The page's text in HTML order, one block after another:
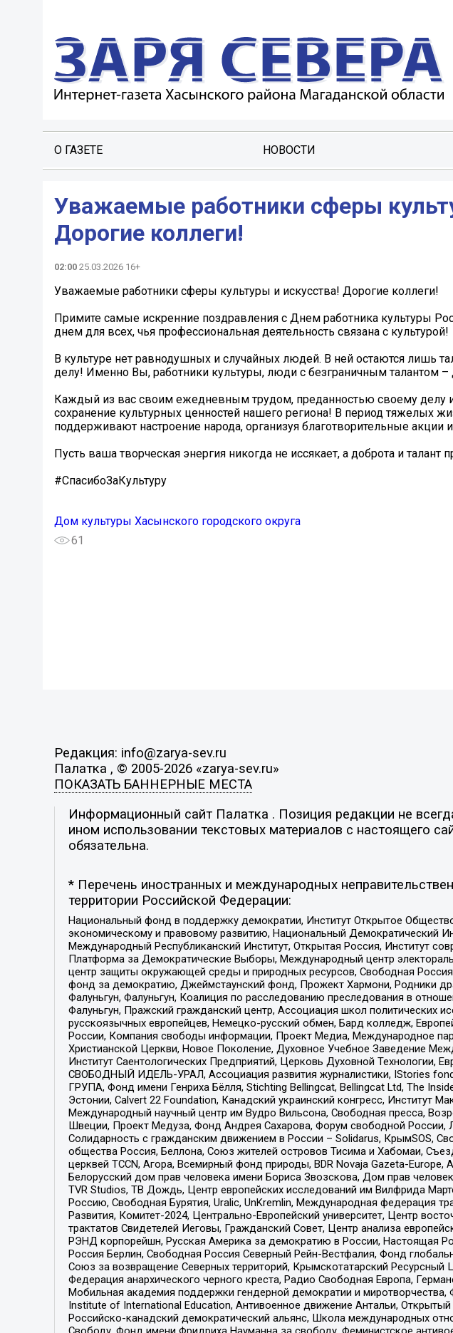
О ГАЗЕТЕ НОВОСТИ
Уважаемые работники сферы
Дорогие коллеги!
02:00 25.03.2026 16+
Уважаемые работники сферы культуры и искусства! Дорогие коллеги!
Примите самые искренние поздравления с Днем работника культуры
днем для всех, чья профессиональная деятельность связана с культурой!
В культуре нет равнодушных и случайных людей. В ней остаются лишь
делу! Именно Вы, работники культуры, люди с безграничным талантом –
Каждый из вас своим ежедневным трудом, преданностью своему делу
сохранение культурных ценностей нашего региона! В период тяжелых
поддерживают настроение народа, организуя благотворительные
Пусть ваша творческая энергия никогда не иссякает, а доброта и
#СпасибоЗаКультуру
Дом культуры Хасынского городского округа
61
Редакция: info@zarya-sev.ru
Палатка , © 2005-2026 «zarya-sev.ru»
ПОКАЗАТЬ БАННЕРНЫЕ МЕСТА
Информационный сайт Палатка . Позиция редакции не
ином использовании текстовых материалов с настоящего
обязательна.
* Перечень иностранных и международных
территории Российской Федерации:
Национальный фонд в поддержку демократии, Институт Открытое
экономическому и правовому развитию, Национальный Демократический
Международный Республиканский Институт, Открытая Россия, Институт
Платформа за Демократические Выборы, Международный центр
центр защиты окружающей среды и природных ресурсов, Свободная
фонд за демократию, Джеймстаунский фонд, Прожект Хармони, Родники
Фалуньгун, Фалуньгун, Коалиция по расследованию преследования в
Фалуньгун, Пражский гражданский центр, Ассоциация школ политических
русскоязычных европейцев, Немецко-русский обмен, Бард колледж,
России, Компания свободы информации, Проект Медиа, Международное
Христианской Церкви, Новое Поколение, Духовное Учебное Заведение
Институт Саентологических Предприятий, Церковь Духовной Технологии,
СВОБОДНЫЙ ИДЕЛЬ-УРАЛ, Ассоциация развития журналистики, IStories
ГРУПА, Фонд имени Генриха Бёлля, Stichting Bellingcat, Bellingcat Ltd, The
Эстонии, Calvert 22 Foundation, Канадский украинский конгресс,
Международный научный центр им Вудро Вильсона, Свободная пресса,
Швеции, Проект Медуза, Фонд Андрея Сахарова, Форум свободной
Солидарность с гражданским движением в России – Solidarus, КрымSOS,
общества Россия, Беллона, Союз жителей островов Тисима и Хабомаи,
церквей TCCN, Агора, Всемирный фонд природы, BDR Novaja Gazeta-
Белорусский дом прав человека имени Бориса Звозскова, Дом прав
TVR Studios, ТВ Дождь, Центр европейских исследований им Вилфрида
Россию, Свободная Бурятия, Uralic, UnKremlin, Международная федерация
Развития, Комитет-2024, Центрально-Европейский университет, Центр
трактатов Свидетелей Иеговы, Гражданский Совет, Центр анализа
РЭНД корпорейшн, Русская Америка за демократию в России, Настоящая
Россия Берлин, Свободная Россия Северный Рейн-Вестфалия, Фонд
Союз за возвращение Северных территорий, Крымскотатарский
Федерация анархического черного креста, Радио Свободная Европа,
Мобильная академия поддержки гендерной демократии и
Institute of International Education, Антивоенное движение Антальи,
Российско-канадский демократический альянс, Школа международных